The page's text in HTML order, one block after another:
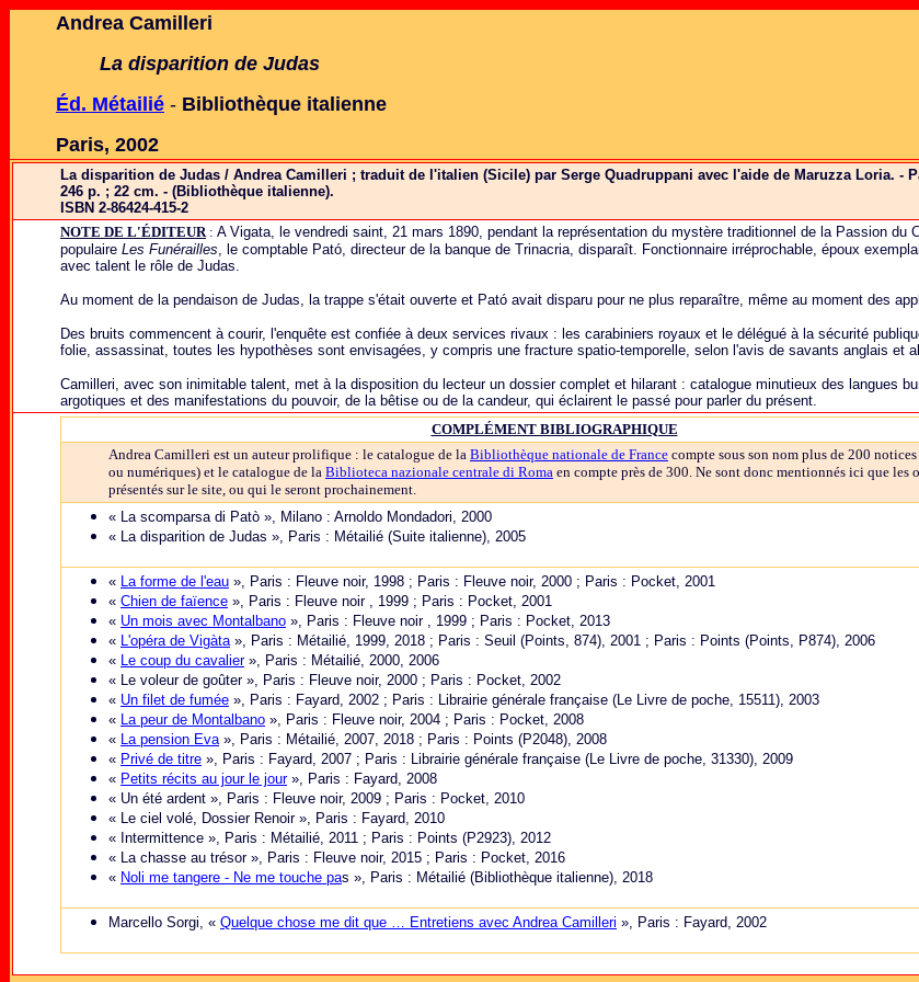
Andrea Camilleri
La disparition de Judas
Éd. Métailié - Bibliothèque italienne
Paris, 2002
La disparition de Judas / Andrea Camilleri ; traduit de l'italien (Sicile) par Serge Quadruppani avec l'aide de Maruzza Loria. -
246 p. ; 22 cm. - (Bibliothèque italienne).
ISBN 2-86424-415-2
NOTE DE L'ÉDITEUR: A Vigata, le vendredi saint, 21 mars 1890, pendant la représentation du mystère traditionnel de la Passion du
populaire Les Funérailles, le comptable Pató, directeur de la banque de Trinacria, disparaît. Fonctionnaire irréprochable, époux
avec talent le rôle de Judas.
Au moment de la pendaison de Judas, la trappe s'était ouverte et Pató avait disparu pour ne plus reparaître, même au moment des
Des bruits commencent à courir, l'enquête est confiée à deux services rivaux : les carabiniers royaux et le délégué à la sécurité
folie, assassinat, toutes les hypothèses sont envisagées, y compris une fracture spatio-temporelle, selon l'avis de savants anglais et
Camilleri, avec son inimitable talent, met à la disposition du lecteur un dossier complet et hilarant : catalogue minutieux des langues
argotiques et des manifestations du pouvoir, de la bêtise ou de la candeur, qui éclairent le passé pour parler du présent.
COMPLÉMENT BIBLIOGRAPHIQUE
Andrea Camilleri est un auteur prolifique : le catalogue de la Bibliothèque nationale de France compte sous son nom plus de 200
ou numériques) et le catalogue de la Biblioteca nazionale centrale di Roma en compte près de 300. Ne sont donc mentionnés ici que les
présentés sur le site, ou qui le seront prochainement.
« La scomparsa di Patò », Milano : Arnoldo Mondadori, 2000
« La disparition de Judas », Paris : Métailié (Suite italienne), 2005
« La forme de l'eau », Paris : Fleuve noir, 1998 ; Paris : Fleuve noir, 2000 ; Paris : Pocket, 2001
« Chien de faïence », Paris : Fleuve noir , 1999 ; Paris : Pocket, 2001
« Un mois avec Montalbano », Paris : Fleuve noir , 1999 ; Paris : Pocket, 2013
« L'opéra de Vigàta», Paris : Métailié, 1999, 2018 ; Paris : Seuil (Points, 874), 2001 ; Paris : Points (Points, P874), 2006
« Le coup du cavalier», Paris : Métailié, 2000, 2006
« Le voleur de goûter », Paris : Fleuve noir, 2000 ; Paris : Pocket, 2002
« Un filet de fumée », Paris : Fayard, 2002 ; Paris : Librairie générale française (Le Livre de poche, 15511), 2003
« La peur de Montalbano », Paris : Fleuve noir, 2004 ; Paris : Pocket, 2008
« La pension Eva», Paris : Métailié, 2007, 2018 ; Paris : Points (P2048), 2008
« Privé de titre », Paris : Fayard, 2007 ; Paris : Librairie générale française (Le Livre de poche, 31330), 2009
« Petits récits au jour le jour», Paris : Fayard, 2008
« Un été ardent », Paris : Fleuve noir, 2009 ; Paris : Pocket, 2010
« Le ciel volé, Dossier Renoir », Paris : Fayard, 2010
« Intermittence », Paris : Métailié, 2011 ; Paris : Points (P2923), 2012
« La chasse au trésor », Paris : Fleuve noir, 2015 ; Paris : Pocket, 2016
« Noli me tangere - Ne me touche pas », Paris : Métailié (Bibliothèque italienne), 2018
Marcello Sorgi, « Quelque chose me dit que … Entretiens avec Andrea Camilleri », Paris : Fayard, 2002